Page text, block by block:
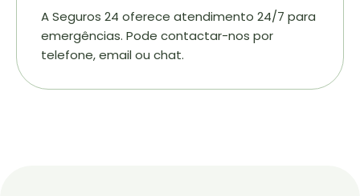
A Seguros 24 oferece atendimento 24/7 para
emergências. Pode contactar-nos por
telefone, email ou chat.